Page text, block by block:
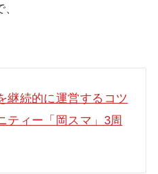
継続的に運営するコツ
ティー「岡スマ」3周